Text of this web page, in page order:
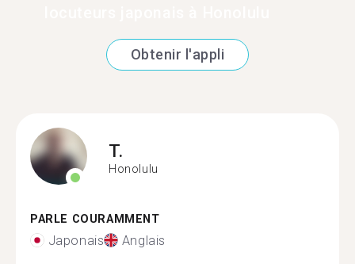
Obtenir l'appli
T.
Honolulu
PARLE COURAMMENT
Japonais Anglais